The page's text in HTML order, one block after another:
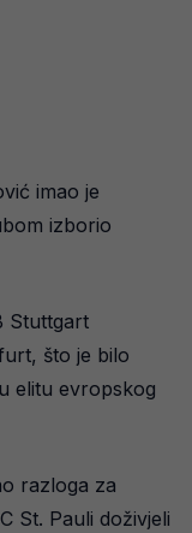
imao je
izborio
Stuttgart
što je bilo
elitu evropskog
razloga za
St. Pauli doživjeli